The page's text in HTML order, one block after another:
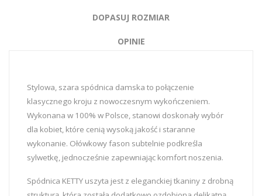
DOPASUJ ROZMIAR
OPINIE
Stylowa, szara spódnica damska to połączenie
klasycznego kroju z nowoczesnym wykończeniem.
Wykonana w 100% w Polsce, stanowi doskonały wybór
dla kobiet, które cenią wysoką jakość i staranne
wykonanie. Ołówkowy fason subtelnie podkreśla
sylwetkę, jednocześnie zapewniając komfort noszenia.
Spódnica KETTY uszyta jest z eleganckiej tkaniny z drobną